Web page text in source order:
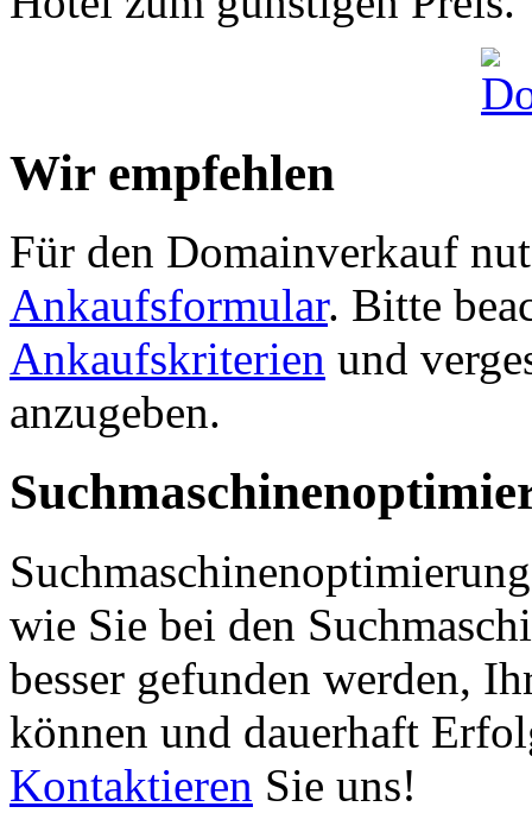
Wir empfehlen
Für den Domainverkauf
Ankaufsformular. Bitte
Ankaufskriterien und
anzugeben.
wie Sie bei den
besser gefunden werden,
können und dauerhaft
Kontaktieren Sie uns!